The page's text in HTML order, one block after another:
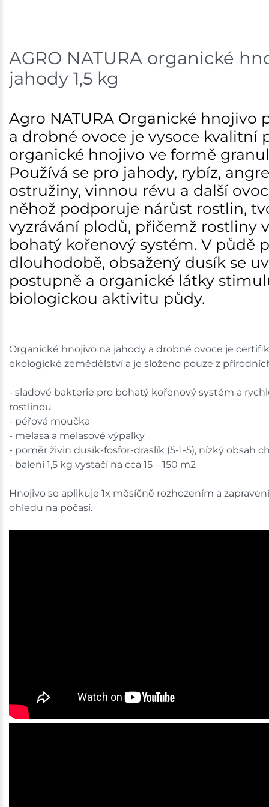
Skuteč
Skladem na prodejně - doručení do 7 dnů
Havlíčkův Brod
Skladem na prodejně - doručení do 7 dnů
Skladové množství na prodejnách je pouze orientační.
Ceny na prodejnách se mohou lišit od cen na e-shopu.
AGRO NATURA organické
jahody 1,5 kg
Agro NATURA Organické hnojivo
a drobné ovoce je vysoce kvalitní
organické hnojivo ve formě
Používá se pro jahody, rybíz,
ostružiny, vinnou révu a další
něhož podporuje nárůst rostlin,
vyzrávání plodů, přičemž rostliny
bohatý kořenový systém. V půdě
dlouhodobě, obsažený dusík se
postupně a organické látky
biologickou aktivitu půdy.
Organické hnojivo na jahody a drobné ovoce je
ekologické zemědělství a je složeno pouze z
- sladové bakterie pro bohatý kořenový systém a
rostlinou
- péřová moučka
- melasa a melasové výpalky
- poměr živin dusík-fosfor-draslík (5-1-5), nízký obsah
- balení 1,5 kg vystačí na cca 15 – 150 m2
Hnojivo se aplikuje 1x měsíčně rozhozením a
ohledu na počasí.